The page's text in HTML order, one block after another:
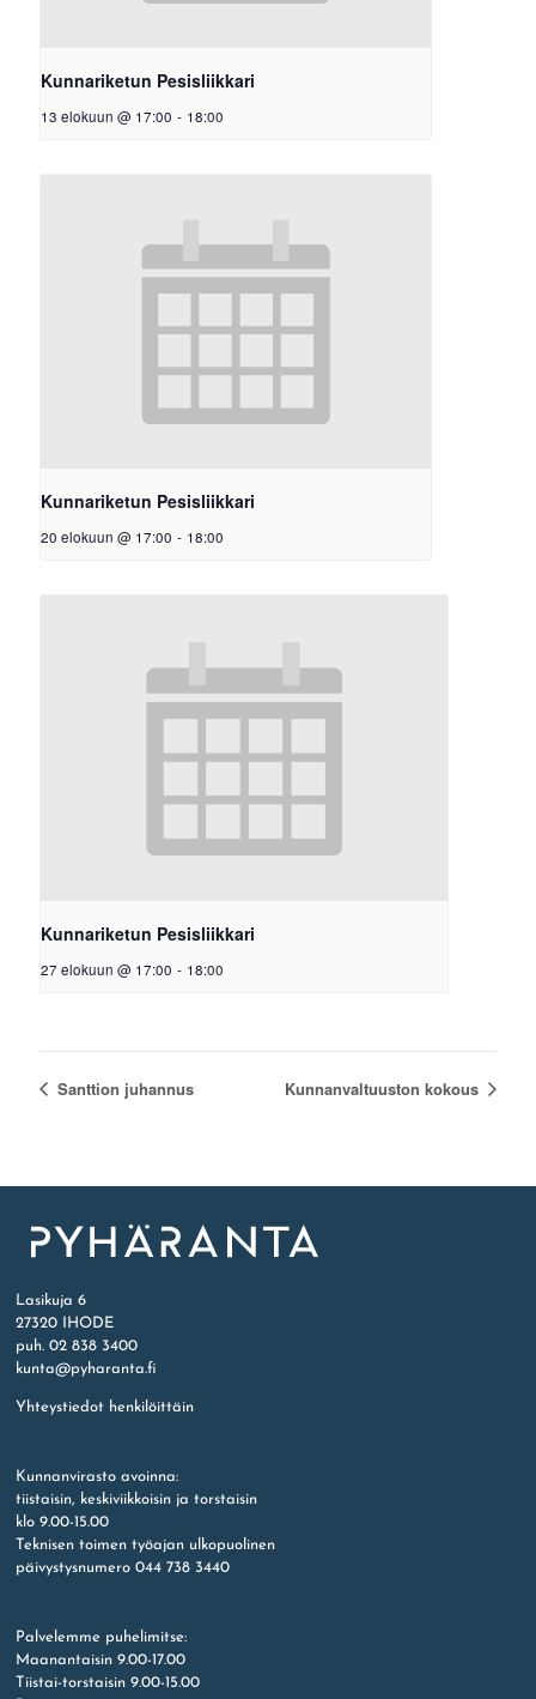
Kunnariketun Pesisliikkari
13 elokuun @ 17:00 - 18:00
Kunnariketun Pesisliikkari
20 elokuun @ 17:00 - 18:00
Kunnariketun Pesisliikkari
27 elokuun @ 17:00 - 18:00
Santtion juhannus Kunnanvaltuuston kokous
Lasikuja 6
27320 IHODE
puh. 02 838 3400
kunta@pyharanta.fi
Yhteystiedot henkilöittäin
Kunnanvirasto avoinna:
tiistaisin, keskiviikkoisin ja torstaisin
klo 9.00-15.00
Teknisen toimen työajan ulkopuolinen
päivystysnumero 044 738 3440
Palvelemme puhelimitse:
Maanantaisin 9.00-17.00
Tiistai-torstaisin 9.00-15.00